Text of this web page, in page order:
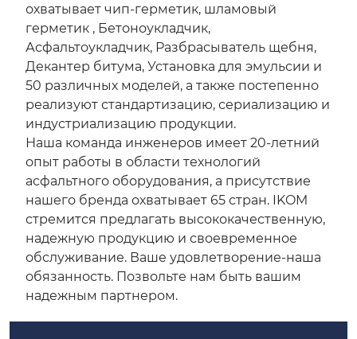
охватывает чип-герметик, шламовый
герметик , Бетоноукладчик,
Асфальтоукладчик, Разбрасыватель щебня,
Декантер битума, Установка для эмульсии и
50 различных моделей, а также постепенно
реализуют стандартизацию, сериализацию и
индустриализацию продукции.
Наша команда инженеров имеет 20-летний
опыт работы в области технологий
асфальтного оборудования, а присутствие
нашего бренда охватывает 65 стран. IKOM
стремится предлагать высококачественную,
надежную продукцию и своевременное
обслуживание. Ваше удовлетворение-наша
обязанность. Позвольте нам быть вашим
надежным партнером.